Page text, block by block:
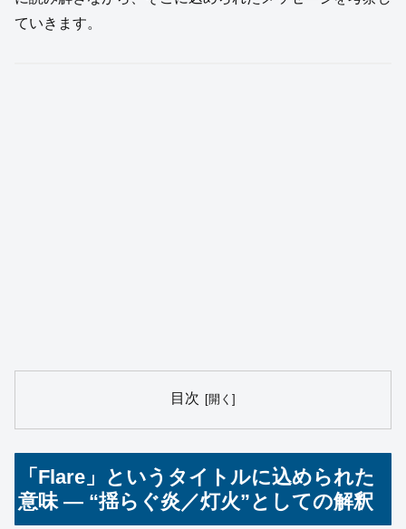
ていきます。
目次
「Flare」というタイトルに込められた
意味 ― “揺らぐ炎／灯火”としての解釈